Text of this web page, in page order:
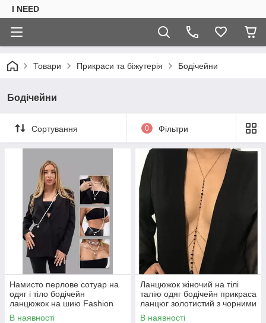
I NEED
Товари Прикраси та біжутерія Бодічейни
Бодічейни
Сортування 0 Фільтри
Намисто перлове сотуар на
одяг і тіло бодічейн
ланцюжок на шию Fashion
Jewerly
В наявності
Ланцюжок жіночий на тілі
талію одяг бодічейн прикраса
ланцюг золотистий з чорними
камінцями Fashion Jewerly
В наявності